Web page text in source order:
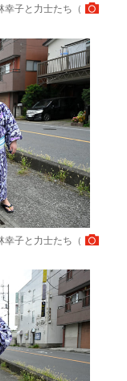
幸子と力士たち（
幸子と力士たち（